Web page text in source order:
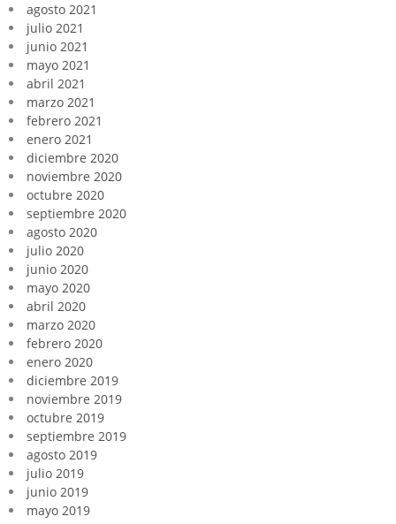
agosto 2021
julio 2021
junio 2021
mayo 2021
abril 2021
marzo 2021
febrero 2021
enero 2021
diciembre 2020
noviembre 2020
octubre 2020
septiembre 2020
agosto 2020
julio 2020
junio 2020
mayo 2020
abril 2020
marzo 2020
febrero 2020
enero 2020
diciembre 2019
noviembre 2019
octubre 2019
septiembre 2019
agosto 2019
julio 2019
junio 2019
mayo 2019